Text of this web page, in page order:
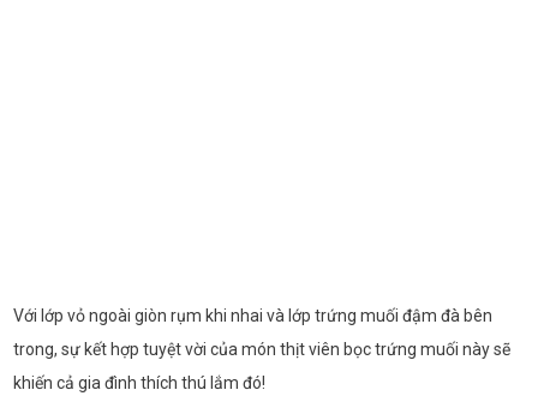
Với lớp vỏ ngoài giòn rụm khi nhai và lớp trứng muối đậm đà bên
trong, sự kết hợp tuyệt vời của món thịt viên bọc trứng muối này sẽ
khiến cả gia đình thích thú lắm đó!